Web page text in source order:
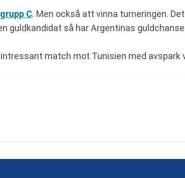
grupp C. Men också att vinna turneringen.
guldkandidat så har Argentinas
match mot Tunisien med